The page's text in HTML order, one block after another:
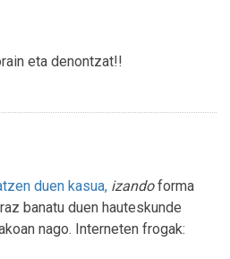
eta denontzat!!
duen kasua, izandoforma
banatu duen hauteskunde
nago. Interneten frogak: